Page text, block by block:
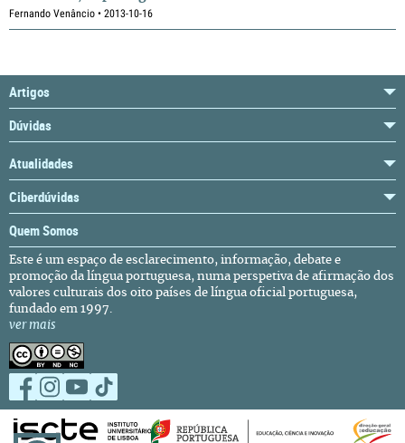
Fernando Venâncio • 2013-10-16
Artigos
Dúvidas
Atualidades
Ciberdúvidas
Quem Somos
Este é um espaço de esclarecimento, informação, debate e
promoção da língua portuguesa, numa perspetiva de afirmação dos
valores culturais dos oito países de língua oficial portuguesa,
fundado em 1997.
ver mais